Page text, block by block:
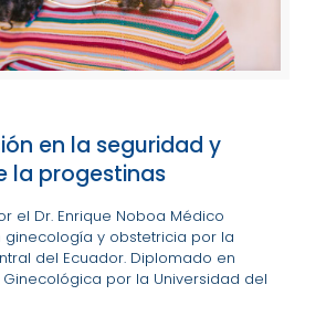
en la seguridad y
la progestinas
el Dr. Enrique Noboa Médico
ginecología y obstetricia por la
del Ecuador. Diplomado en
por la Universidad del